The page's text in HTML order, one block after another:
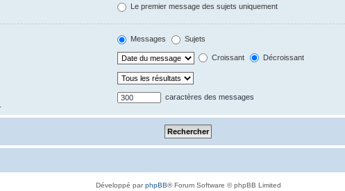
Le premier message des sujets uniquement
Messages Sujets
Croissant Décroissant
caractères des messages
Développé parphpBB® Forum Software © phpBB Limited